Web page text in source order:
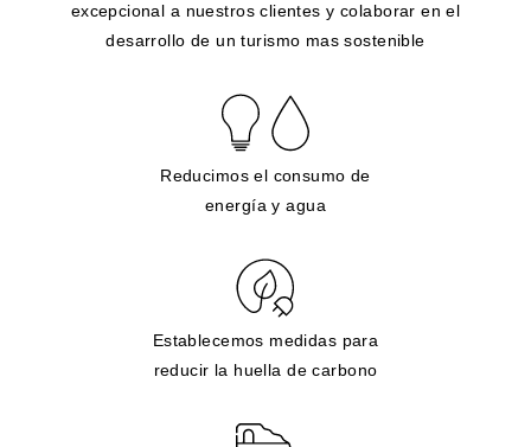
excepcional a nuestros clientes y colaborar en el
desarrollo de un turismo mas sostenible
Reducimos el consumo de
energía y agua
Establecemos medidas para
reducir la huella de carbono